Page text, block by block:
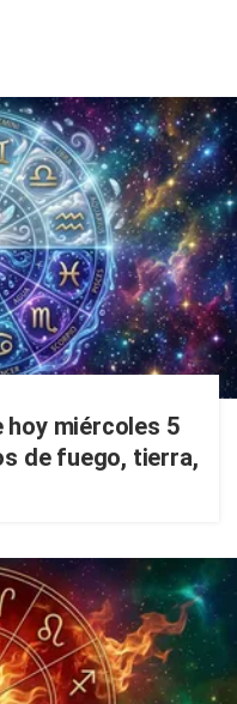
hoy miércoles 5
de fuego, tierra,